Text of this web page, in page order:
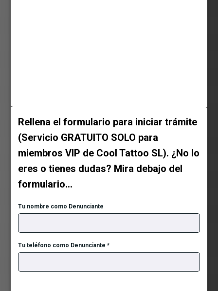
Rellena el formulario para iniciar trámite
(Servicio GRATUITO SOLO para
miembros VIP de Cool Tattoo SL). ¿No lo
eres o tienes dudas? Mira debajo del
formulario…
Tu nombre como Denunciante
Tu teléfono como Denunciante*